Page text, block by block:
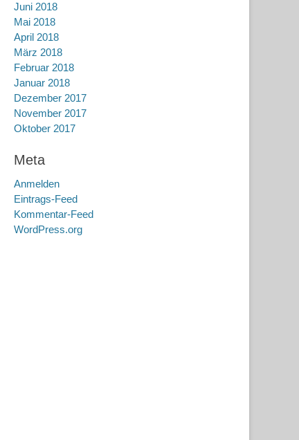
Juni 2018
Mai 2018
April 2018
März 2018
Februar 2018
Januar 2018
Dezember 2017
November 2017
Oktober 2017
Meta
Anmelden
Eintrags-Feed
Kommentar-Feed
WordPress.org